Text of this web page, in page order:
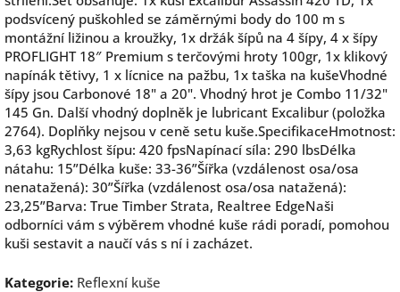
podsvícený puškohled se záměrnými body do 100 m s
montážní ližinou a kroužky, 1x držák šípů na 4 šípy, 4 x šípy
PROFLIGHT 18″ Premium s terčovými hroty 100gr, 1x klikový
napínák tětivy, 1 x lícnice na pažbu, 1x taška na kušeVhodné
šípy jsou Carbonové 18" a 20". Vhodný hrot je Combo 11/32"
145 Gn. Další vhodný doplněk je lubricant Excalibur (položka
2764). Doplňky nejsou v ceně setu kuše.SpecifikaceHmotnost:
3,63 kgRychlost šípu: 420 fpsNapínací síla: 290 lbsDélka
nátahu: 15”Délka kuše: 33-36”Šířka (vzdálenost osa/osa
nenatažená): 30”Šířka (vzdálenost osa/osa natažená):
23,25”Barva: True Timber Strata, Realtree EdgeNaši
odborníci vám s výběrem vhodné kuše rádi poradí, pomohou
kuši sestavit a naučí vás s ní i zacházet.
Kategorie: Reflexní kuše